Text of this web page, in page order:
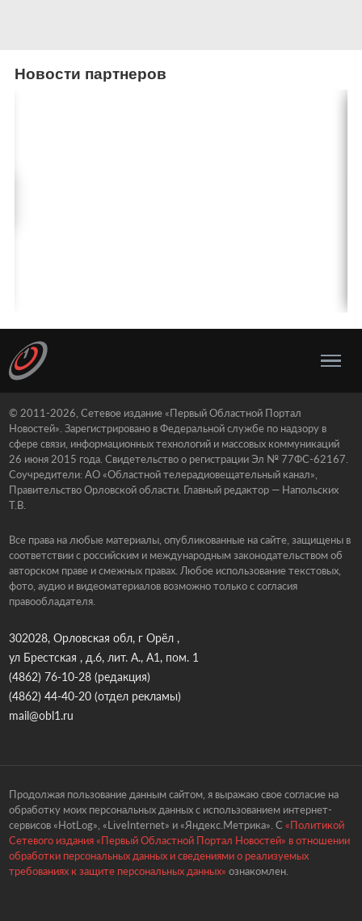
Новости партнеров
© 2011-2026, Сетевое издание «Первый Областной Портал
Новостей». Зарегистрировано в Федеральной службе по надзору в
сфере связи, информационных технологий и массовых коммуникаций
26 июня 2015 года. Свидетельство о регистрации Эл № 77ФС-62167.
Соучредители: АО «Областной телерадиовещательный канал»,
Правительство Орловской области. Главный редактор — Напольских
Т.В.
Все права на любые материалы, опубликованные на сайте, защищены в
соответствии с российским и международным законодательством об
авторском праве и смежных правах. Любое использование текстовых,
фото, аудио и видеоматериалов возможно только с согласия
правообладателя.
302028, Орловская обл, г Орёл ,
ул Брестская , д.6, лит. А., А1, пом. 1
(4862) 76-10-28(редакция)
(4862) 44-40-20(отдел рекламы)
mail@obl1.ru
Продолжая пользование данным сайтом, я выражаю свое согласие на
обработку моих персональных данных с использованием интернет-
сервисов «HotLog», «LiveInternet» и «Яндекс.Метрика». С «Политикой
Сетевого издания «Первый Областной Портал Новостей» в отношении
обработки персональных данных и сведениями о реализуемых
требованиях к защите персональных данных» ознакомлен.